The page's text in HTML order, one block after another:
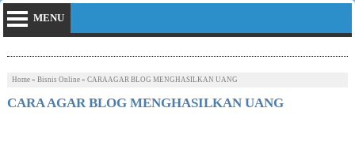
MENU
Home» Bisnis Online» CARA AGAR BLOG MENGHASILKAN UANG
CARA AGAR BLOG MENGHASILKAN UANG